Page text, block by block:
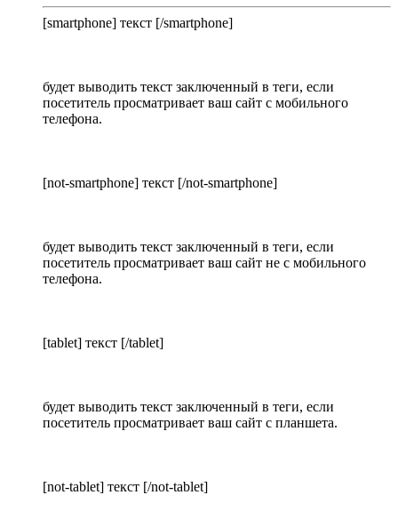
[smartphone] текст [/smartphone]
будет выводить текст заключенный в теги, если
посетитель просматривает ваш сайт с мобильного
телефона.
[not-smartphone] текст [/not-smartphone]
будет выводить текст заключенный в теги, если
посетитель просматривает ваш сайт не с мобильного
телефона.
[tablet] текст [/tablet]
будет выводить текст заключенный в теги, если
посетитель просматривает ваш сайт с планшета.
[not-tablet] текст [/not-tablet]